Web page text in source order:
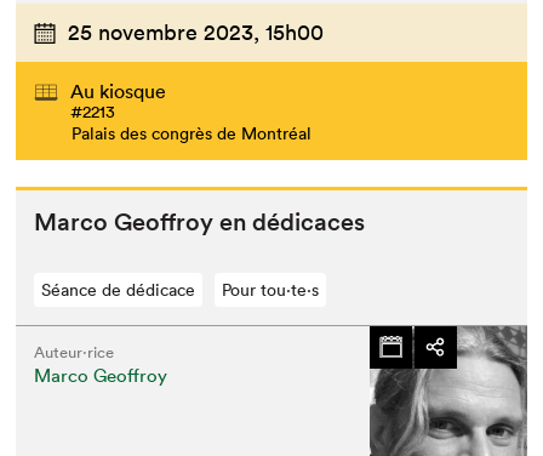
25 novembre 2023, 15h00
Au kiosque
#2213
Palais des congrès de Montréal
Mar­co Geof­froy en dédicaces
Séance de dédicace Pour tou⋅te⋅s
Auteur·rice
Marco Geoffroy